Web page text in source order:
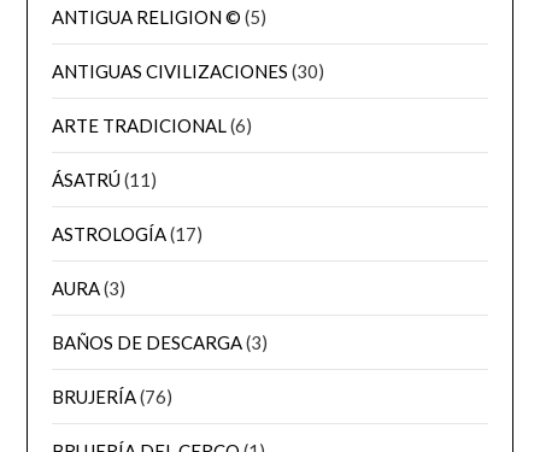
ANTIGUA RELIGION © (5)
ANTIGUAS CIVILIZACIONES (30)
ARTE TRADICIONAL(6)
ÁSATRÚ(11)
ASTROLOGÍA(17)
AURA(3)
BAÑOS DE DESCARGA(3)
BRUJERÍA(76)